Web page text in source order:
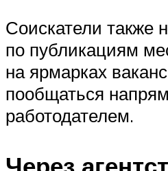
Соискатели также
по публикациям
на ярмарках
пообщаться
работодателем.